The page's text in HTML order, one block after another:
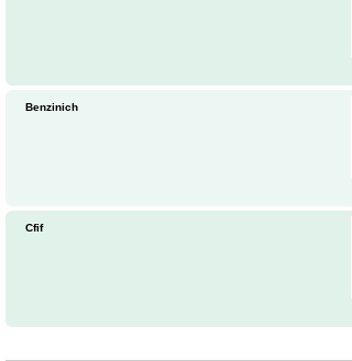
Benzinich
Cfif